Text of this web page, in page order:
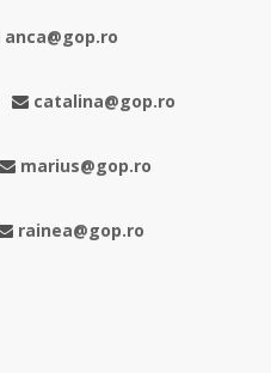
anca@gop.ro
catalina@gop.ro
marius@gop.ro
rainea@gop.ro